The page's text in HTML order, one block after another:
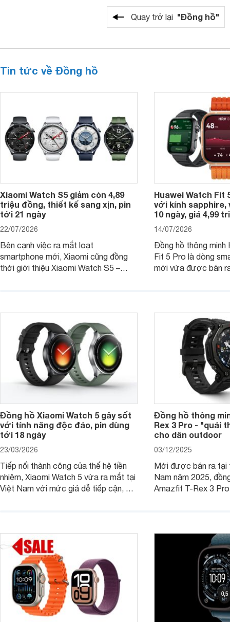
Quay trở lại "Đồng hồ"
Tin tức về Đồng hồ
Xiaomi Watch S5 giảm còn 4,89
triệu đồng, thiết kế sang xịn, pin
tới 21 ngày
22/07/2026
Bên cạnh việc ra mắt loạt
smartphone mới, Xiaomi cũng đồng
thời giới thiệu Xiaomi Watch S5 –
Huawei Watch Fit
với kính sapphire,
10 ngày, giá 4,99
14/07/2026
Đồng hồ thông minh
Fit 5 Pro là dòng
mới vừa được bán
năng hiện đại.
Đồng hồ Xiaomi Watch 5 gây sốt
với tính năng độc đáo, pin dùng
tới 18 ngày
23/03/2026
Tiếp nối thành công của thế hệ tiền
nhiệm, Xiaomi Watch 5 vừa ra mắt tại
Việt Nam với mức giá dễ tiếp cận, đi
Đồng hồ thông
Rex 3 Pro - "quái
cho dân outdoor
03/12/2025
Mới được bán ra tại
Nam năm 2025,
Amazfit T-Rex 3
hoa" hỗ trợ tích